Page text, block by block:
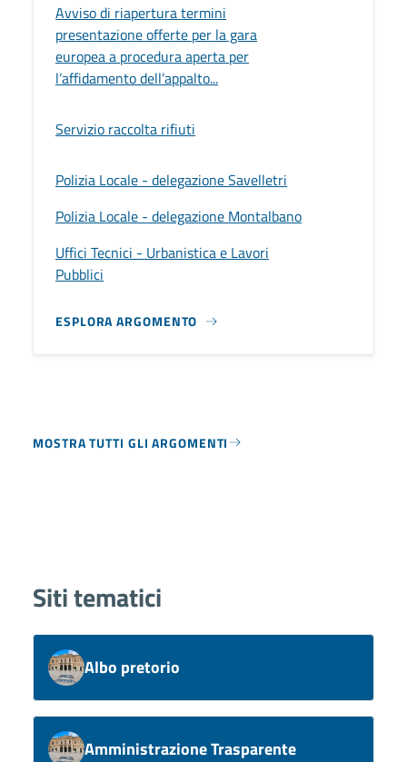
Avviso di riapertura termini
presentazione offerte per la gara
europea a procedura aperta per
l’affidamento dell’appalto...
Servizio raccolta rifiuti
Polizia Locale - delegazione Savelletri
Polizia Locale - delegazione Montalbano
Uffici Tecnici - Urbanistica e Lavori
Pubblici
ESPLORA ARGOMENTO
MOSTRA TUTTI GLI ARGOMENTI
Siti tematici
Albo pretorio
Amministrazione Trasparente